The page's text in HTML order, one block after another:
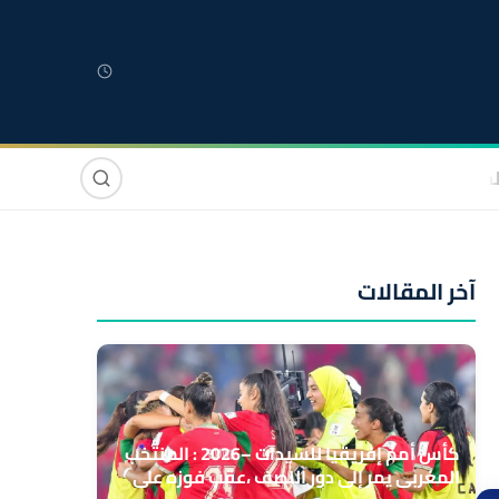
صوت وصورة
آخر المقالات
كأس أمم إفريقيا للسيدات –2026 : المنتخب
المغربي يمر إلى دور النصف ،عقب فوزه على